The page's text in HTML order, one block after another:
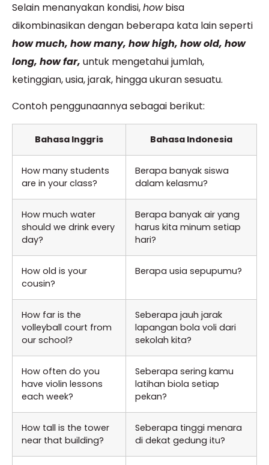
Selain menanyakan kondisi,howbisa
dikombinasikan dengan beberapa kata lain seperti
how much, how many, how high, how old, how
long, how far, untuk mengetahui jumlah,
ketinggian, usia, jarak, hingga ukuran sesuatu.
Contoh penggunaannya sebagai berikut:
Bahasa Inggris Bahasa Indonesia
How many students
are in your class?
Berapa banyak siswa
dalam kelasmu?
How much water
should we drink every
day?
Berapa banyak air yang
harus kita minum setiap
hari?
How old is your
cousin?
Berapa usia sepupumu?
How far is the
volleyball court from
our school?
Seberapa jauh jarak
lapangan bola voli dari
sekolah kita?
How often do you
have violin lessons
each week?
Seberapa sering kamu
latihan biola setiap
pekan?
How tall is the tower
near that building?
Seberapa tinggi menara
di dekat gedung itu?